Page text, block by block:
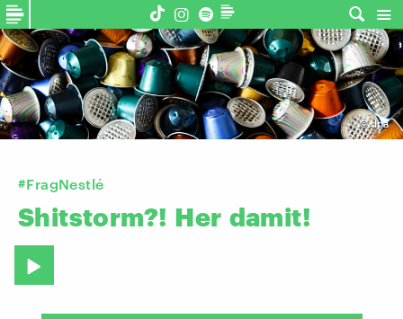
©dpa
#FragNestlé
Shitstorm?! Her damit!